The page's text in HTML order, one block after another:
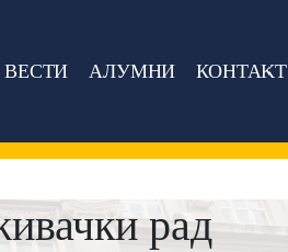
ВЕСТИ АЛУМНИ КОНТАКТ
рад